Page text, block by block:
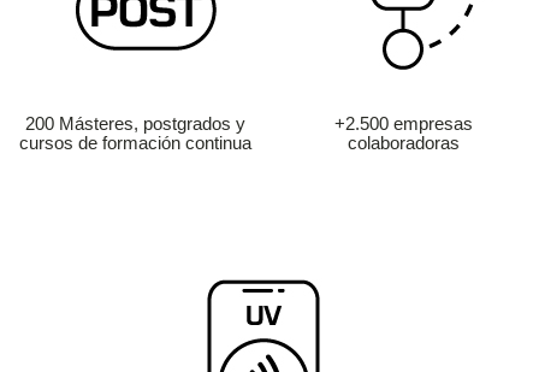
200 Másteres, postgrados y
cursos de formación continua
+2.500 empresas
colaboradoras